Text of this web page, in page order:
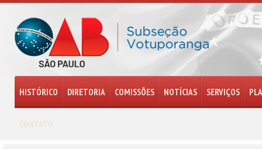
HISTÓRICO DIRETORIA COMISSÕES NOTÍCIAS SERVIÇOS
CONTATO